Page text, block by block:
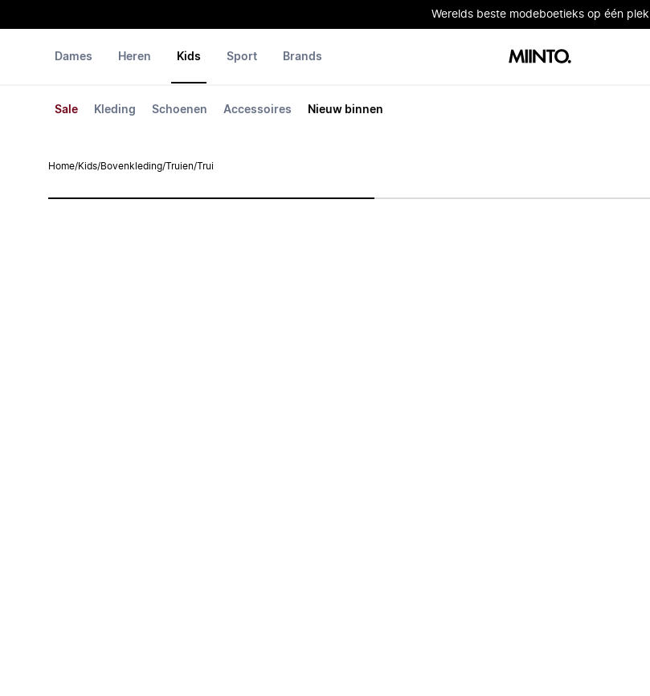
Werelds beste modeboetieks op één plek
Dames Heren Kids
Sale Kleding Schoenen Accessoires Nieuw binnen
Sport Brands
Home/Kids/Bovenkleding/Truien/Trui